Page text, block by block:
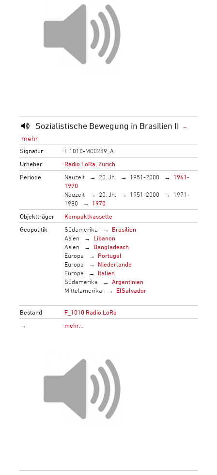
Sozialistische Bewegung in Brasilien II
Signatur
F 1010-MC0289_A
Urheber
Radio LoRa, Zürich
Periode
Neuzeit 20. Jh. 1951-2000
1961-
1970
Neuzeit
20. Jh. 1951-2000
1971-
1980
1970
Objektträger
Kompaktkassette
Geopolitik
Südamerika
Brasilien
Asien
Libanon
Asien
Bangladesch
Europa
Portugal
Europa
Niederlande
Europa
Italien
Südamerika
Argentinien
Mittelamerika
ElSalvador
Bestand
F_1010 Radio LoRa
→
mehr…